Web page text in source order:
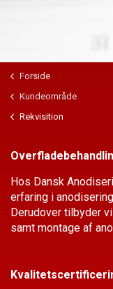
Forside
Kundeområde
Rekvisition
Hos Dansk
erfaring i
Derudover tilbyder
samt montage af